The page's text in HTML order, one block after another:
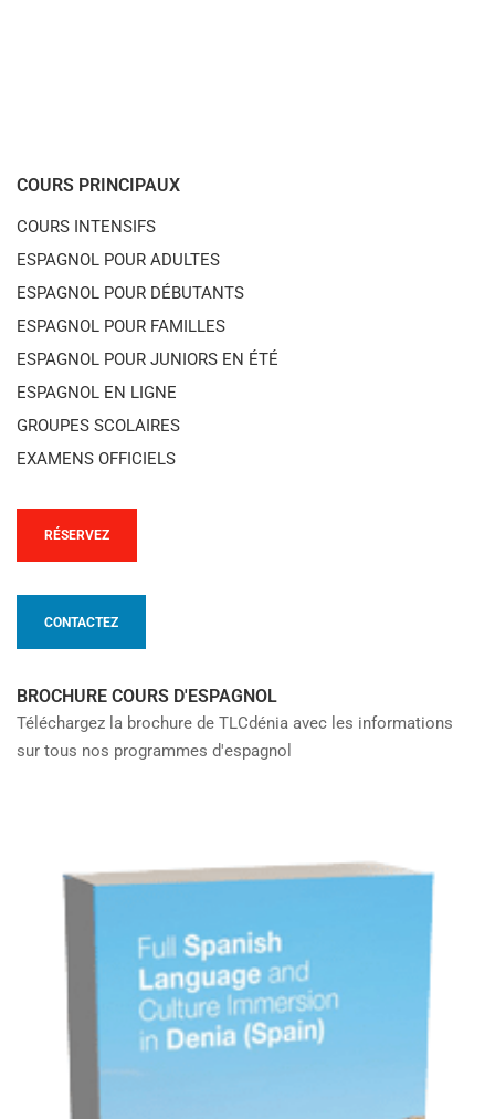
COURS PRINCIPAUX
COURS INTENSIFS
ESPAGNOL POUR ADULTES
ESPAGNOL POUR DÉBUTANTS
ESPAGNOL POUR FAMILLES
ESPAGNOL POUR JUNIORS EN ÉTÉ
ESPAGNOL EN LIGNE
GROUPES SCOLAIRES
EXAMENS OFFICIELS
RÉSERVEZ
CONTACTEZ
BROCHURE COURS D'ESPAGNOL
Téléchargez la brochure de TLCdénia avec les informations
sur tous nos programmes d'espagnol